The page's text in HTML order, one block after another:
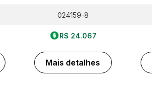
024159-8
R$ 24.067
Mais detalhes